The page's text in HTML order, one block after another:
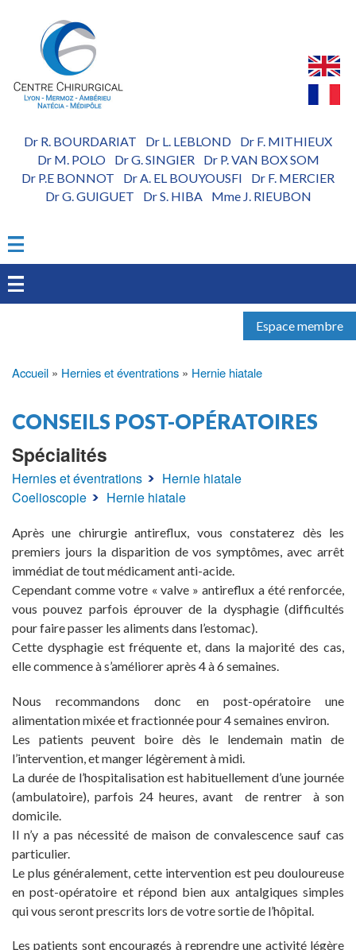
Dr R. BOURDARIAT Dr L. LEBLOND
Dr F. MITHIEUX
Dr M. POLO- Dr G. SINGIER- Dr P. VAN BOX SOM
Dr P.E BONNOT
Dr A. EL BOUYOUSFI
Dr F. MERCIER
Dr G. GUIGUET
Dr S. HIBA- Mme J. RIEUBON
Espace membre
d'Ariane
Accueil Hernies et éventrations Hernie hiatale
CONSEILS POST-OPÉRATOIRES
Spécialités
Hernies et éventrations
Hernie hiatale
Coelioscopie
Hernie hiatale
Après une chirurgie antireflux, vous constaterez dès les
premiers jours la disparition de vos symptômes, avec arrêt
immédiat de tout médicament anti-acide.
Cependant comme votre « valve » antireflux a été renforcée,
vous pouvez parfois éprouver de la dysphagie (difficultés
pour faire passer les aliments dans l’estomac).
Cette dysphagie est fréquente et, dans la majorité des cas,
elle commence à s’améliorer après 4 à 6 semaines.
Nous recommandons donc en post-opératoire une
alimentation mixée et fractionnée pour 4 semaines environ.
Les patients peuvent boire dès le lendemain matin de
l’intervention, et manger légèrement à midi.
La durée de l’hospitalisation est habituellement d’une journée
(ambulatoire), parfois 24 heures, avant de rentrer à son
domicile.
Il n’y a pas nécessité de maison de convalescence sauf cas
particulier.
Le plus généralement, cette intervention est peu douloureuse
en post-opératoire et répond bien aux antalgiques simples
qui vous seront prescrits lors de votre sortie de l’hôpital.
Les patients sont encouragés à reprendre une activité légère